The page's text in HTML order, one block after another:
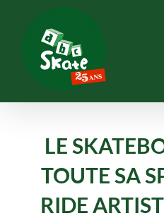
LE
TOUTE SA
RIDE